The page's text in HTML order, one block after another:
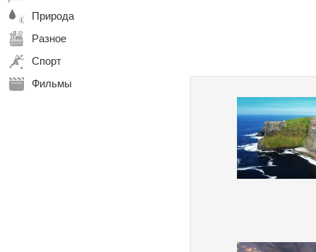
Природа
Разное
Спорт
Фильмы